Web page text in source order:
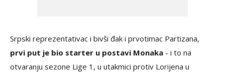
Srpski reprezentativac i bivši đak i prvotimac Partizana,
prvi put je bio starter u postavi Monaka - i to na
otvaranju sezone Lige 1, u utakmici protiv Lorijena u